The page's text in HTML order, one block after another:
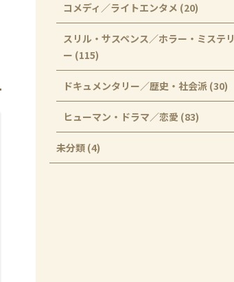
コメディ／ライトエンタメ (20)
スリル・サスペンス／ホラー・ミステリ
ー (115)
ドキュメンタリー／歴史・社会派 (30)
ヒューマン・ドラマ／恋愛 (83)
未分類 (4)